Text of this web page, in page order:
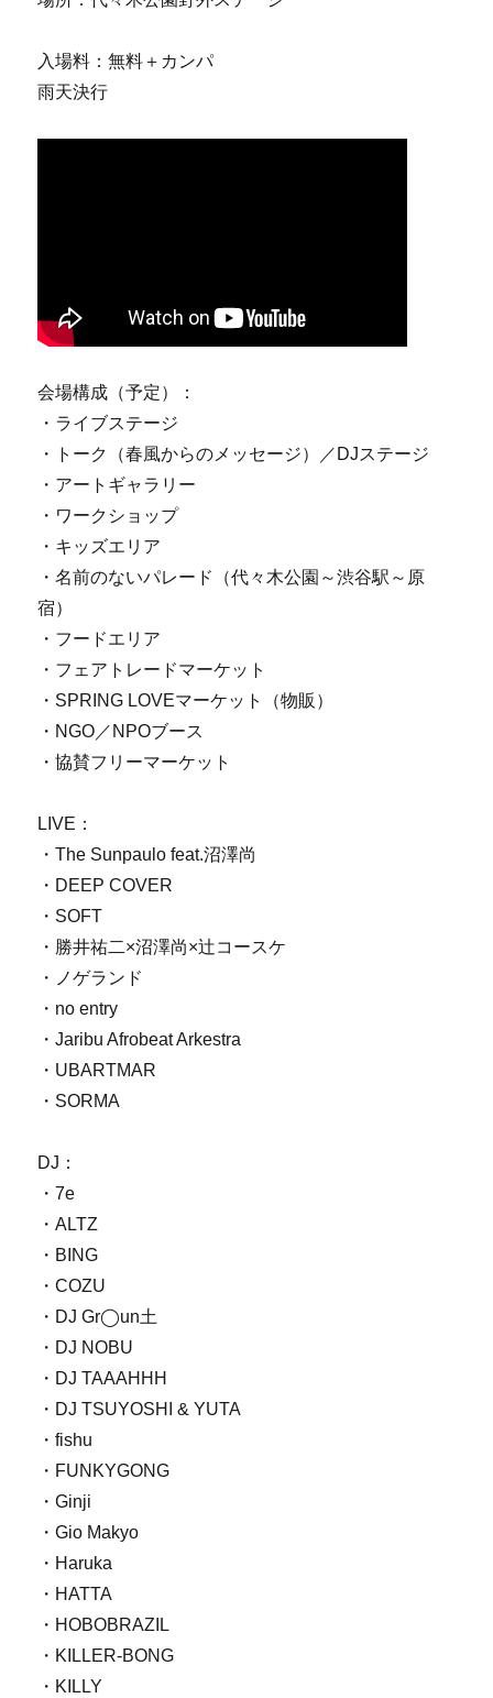
入場料：無料＋カンパ
雨天決行
会場構成（予定）：
・ライブステージ
・トーク（春風からのメッセージ）／DJステージ
・アートギャラリー
・ワークショップ
・キッズエリア
・名前のないパレード（代々木公園～渋谷駅～原
宿）
・フードエリア
・フェアトレードマーケット
・SPRING LOVEマーケット（物販）
・NGO／NPOブース
・協賛フリーマーケット
LIVE：
・The Sunpaulo feat.沼澤尚
・DEEP COVER
・SOFT
・勝井祐二×沼澤尚×辻コースケ
・ノゲランド
・no entry
・Jaribu Afrobeat Arkestra
・UBARTMAR
・SORMA
DJ：
・7e
・ALTZ
・BING
・COZU
・DJ Gr◯un土
・DJ NOBU
・DJ TAAAHHH
・DJ TSUYOSHI & YUTA
・fishu
・FUNKYGONG
・Ginji
・Gio Makyo
・Haruka
・HATTA
・HOBOBRAZIL
・KILLER-BONG
・KILLY